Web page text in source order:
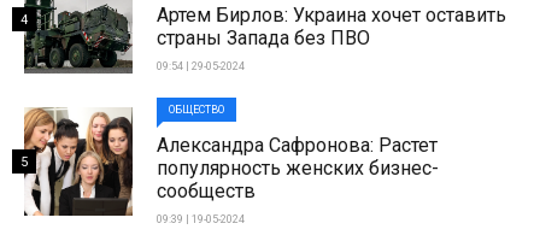
Артем Бирлов: Украина хочет оставить
страны Запада без ПВО
09:54 | 29-05-2024
4
ОБЩЕСТВО
Александра Сафронова: Растет
популярность женских бизнес-
сообществ
09:39 | 19-05-2024
5